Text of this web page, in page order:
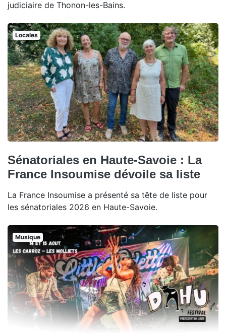
judiciaire de Thonon-les-Bains.
Locales
Sénatoriales en Haute-Savoie : La
France Insoumise dévoile sa liste
La France Insoumise a présenté sa tête de liste pour
les sénatoriales 2026 en Haute-Savoie.
Musique